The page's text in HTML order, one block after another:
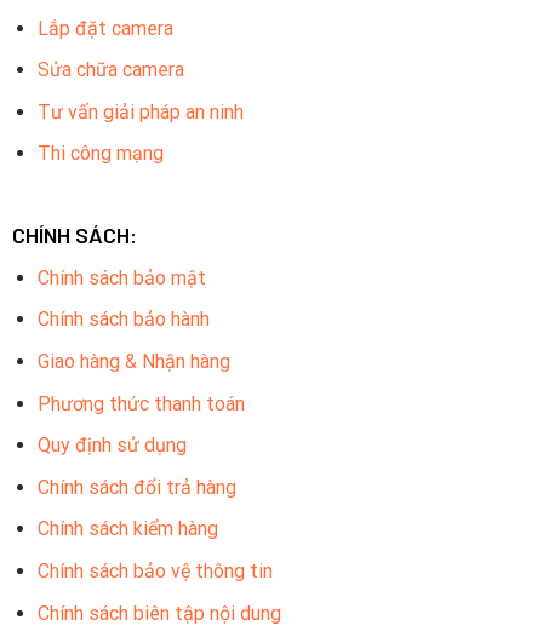
Lắp đặt camera
Sửa chữa camera
Tư vấn giải pháp an ninh
Thi công mạng
CHÍNH SÁCH:
Chính sách bảo mật
Chính sách bảo hành
Giao hàng & Nhận hàng
Phương thức thanh toán
Quy định sử dụng
Chính sách đổi trả hàng
Chính sách kiểm hàng
Chính sách bảo vệ thông tin
Chính sách biên tập nội dung